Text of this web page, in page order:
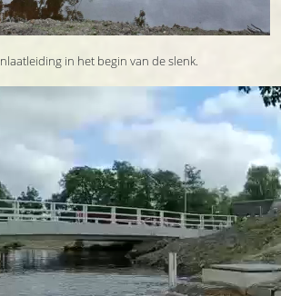
in het begin van de slenk.